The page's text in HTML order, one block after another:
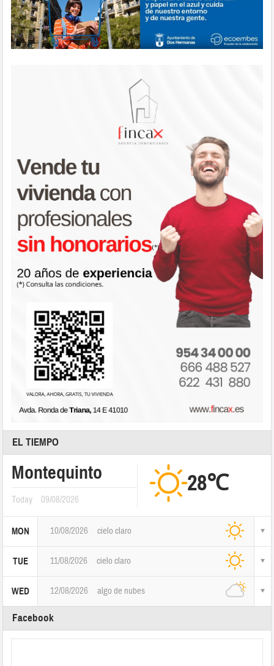
EL TIEMPO
Montequinto
Today 09/08/2026
28℃
MON 10/08/2026 cielo claro
TUE 11/08/2026 cielo claro
WED 12/08/2026 algo de nubes
Facebook